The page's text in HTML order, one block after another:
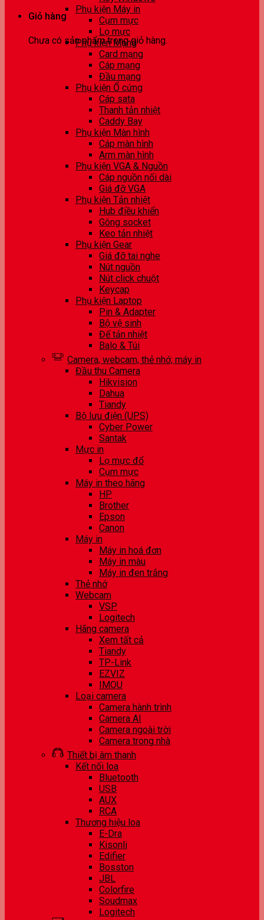
Giỏ hàng
Chưa có sản phẩm trong giỏ hàng.
Phụ kiện Máy in
Cụm mực
Lọ mực
Phụ kiện Mạng
Card mạng
Cáp mạng
Đầu mạng
Phụ kiện Ổ cứng
Cáp sata
Thanh tản nhiệt
Caddy Bay
Phụ kiện Màn hình
Cáp màn hình
Arm màn hình
Phụ kiện VGA & Nguồn
Cáp nguồn nối dài
Giá đỡ VGA
Phụ kiện Tản nhiệt
Hub điều khiển
Gông socket
Keo tản nhiệt
Phụ kiện Gear
Giá đỡ tai nghe
Nút nguồn
Nút click chuột
Keycap
Phụ kiện Laptop
Pin & Adapter
Bộ vệ sinh
Đế tản nhiệt
Balo & Túi
Camera, webcam, thẻ nhớ, máy in
Đầu thu Camera
Hikvision
Dahua
Tiandy
Bộ lưu điện (UPS)
Cyber Power
Santak
Mực in
Lọ mực đổ
Cụm mực
Máy in theo hãng
HP
Brother
Epson
Canon
Máy in
Máy in hoá đơn
Máy in màu
Máy in đen trắng
Thẻ nhớ
Webcam
VSP
Logitech
Hãng camera
Xem tất cả
Tiandy
TP-Link
EZVIZ
IMOU
Loại camera
Camera hành trình
Camera AI
Camera ngoài trời
Camera trong nhà
Thiết bị âm thanh
Kết nối loa
Bluetooth
USB
AUX
RCA
Thương hiệu loa
E-Dra
Kisonli
Edifier
Bosston
JBL
Colorfire
Soudmax
Logitech